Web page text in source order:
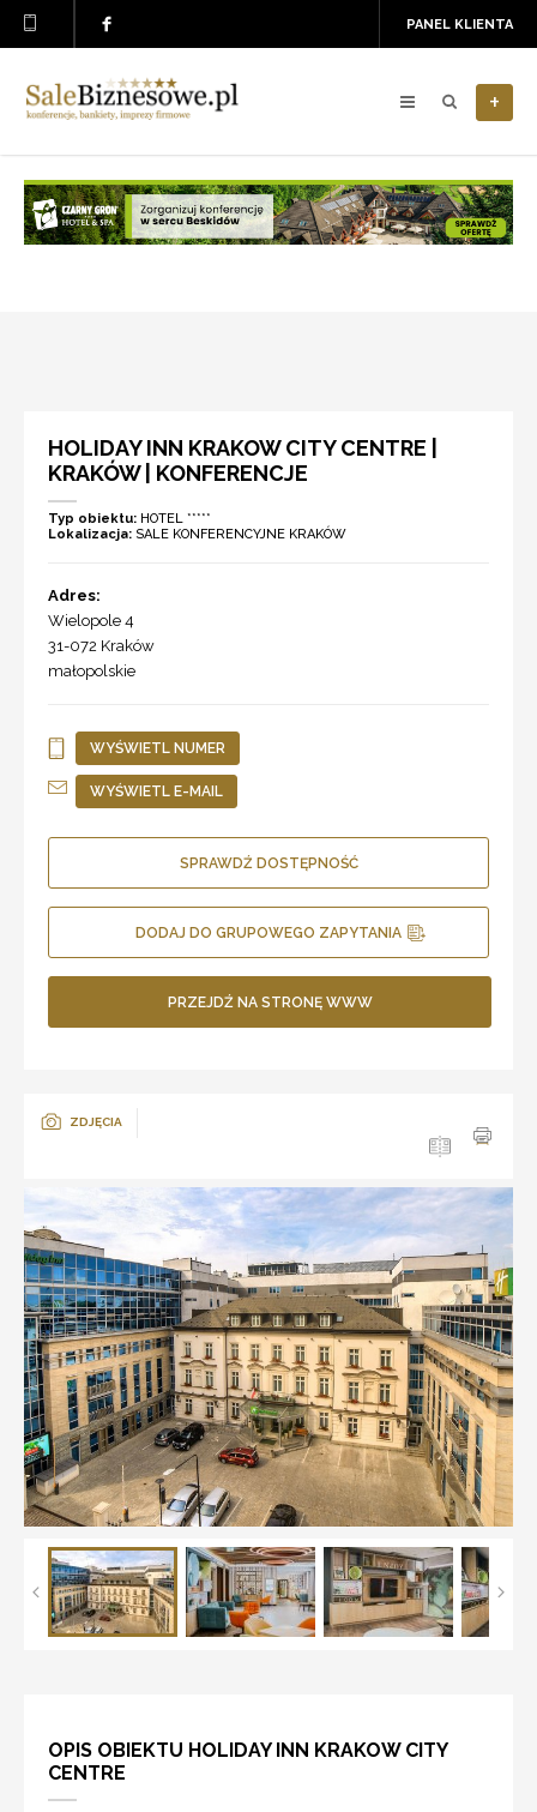
PANEL KLIENTA
+
HOLIDAY INN KRAKOW CITY CENTRE |
KRAKÓW | KONFERENCJE
Typ obiektu: HOTEL *****
Lokalizacja: SALE KONFERENCYJNE KRAKÓW
Adres:
Wielopole 4
31-072 Kraków
małopolskie
WYŚWIETL NUMER
WYŚWIETL E-MAIL
SPRAWDŹ DOSTĘPNOŚĆ
DODAJ DO GRUPOWEGO ZAPYTANIA
PRZEJDŹ NA STRONĘ WWW
ZDJĘCIA
OPIS OBIEKTU HOLIDAY INN KRAKOW CITY
CENTRE